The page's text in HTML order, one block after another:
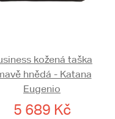
kožená taška
hnědá - Katana
Eugenio
5 689 Kč